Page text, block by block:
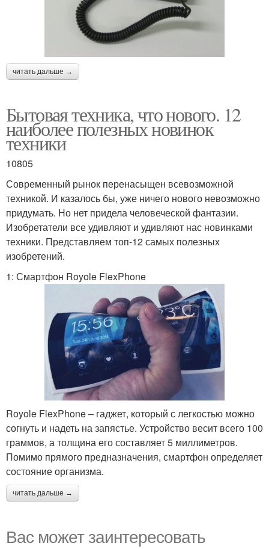
читать дальше →
Бытовая техника, что нового. 12
наиболее полезных новинок
техники
10805
Современный рынок перенасыщен всевозможной
техникой. И казалось бы, уже ничего нового невозможно
придумать. Но нет придела человеческой фантазии.
Изобретатели все удивляют и удивляют нас новинками
техники. Представляем топ-12 самых полезных
изобретений.
1: Смартфон Royole FlexPhone
Royole FlexPhone – гаджет, который с легкостью можно
согнуть и надеть на запястье. Устройство весит всего 100
граммов, а толщина его составляет 5 миллиметров.
Помимо прямого предназначения, смартфон определяет
состояние организма.
читать дальше →
Вас может заинтересовать